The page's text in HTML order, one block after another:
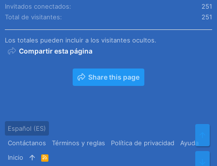
Invitados conectados
251
Total de visitantes
251
Los totales pueden incluir a los visitantes ocultos.
Compartir esta página
Share this page
Español (ES)
Contáctanos
Términos y reglas Política de privacidad
Ayuda
Inicio
R
S